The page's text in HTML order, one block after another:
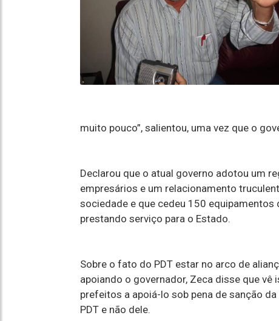
muito pouco”, salientou, uma vez que o
Declarou que o atual governo adotou um
empresários e um relacionamento
sociedade e que cedeu 150
prestando serviço para o Estado.
Sobre o fato do PDT estar no arco de
apoiando o governador, Zeca disse que
prefeitos a apoiá-lo sob pena de sanção
PDT e não dele.